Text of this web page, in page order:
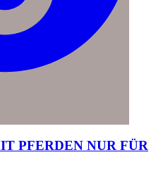
PFERDEN NUR FÜR